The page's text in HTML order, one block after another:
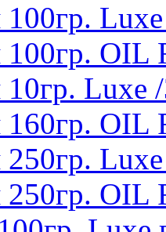
OIL
Luxe
160гр.
OIL